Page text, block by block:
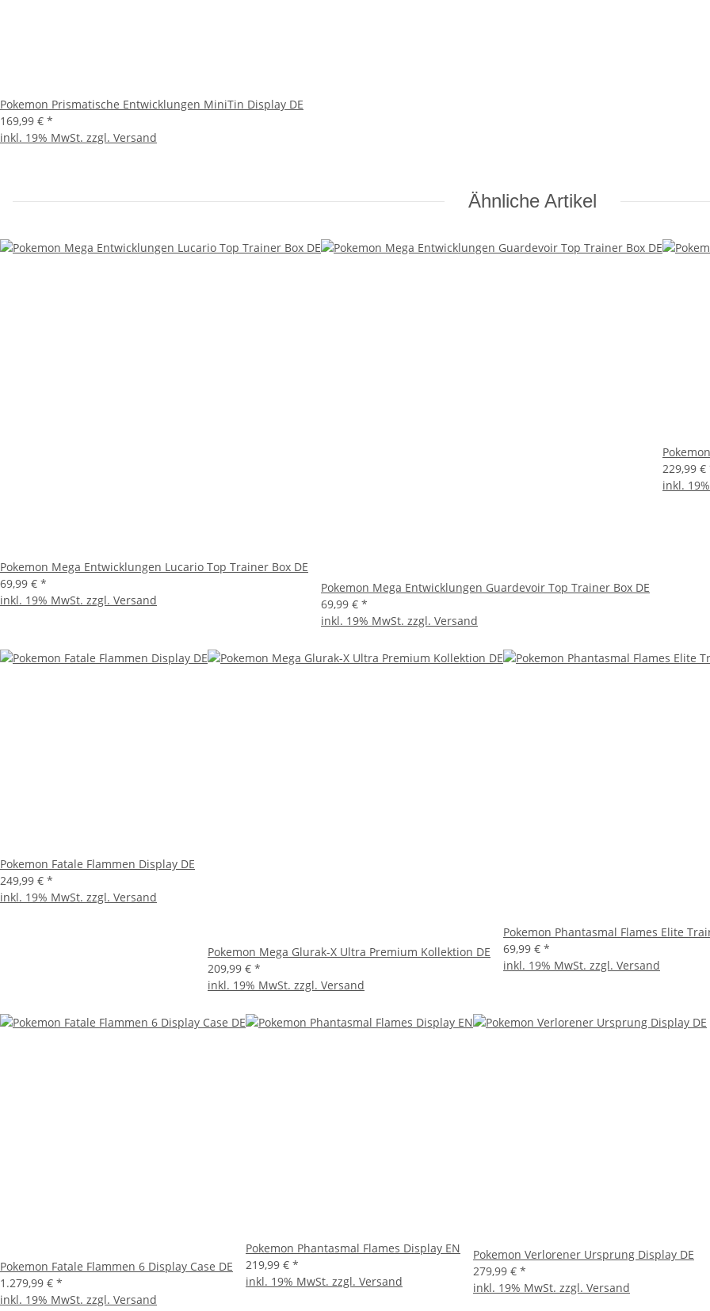
Pokemon Prismatische Entwicklungen MiniTin Display DE
169,99 € *
inkl. 19% MwSt. zzgl. Versand
Ähnliche Artikel
Pokemon Mega Entwicklungen Lucario Top Trainer Box DE
69,99 € *
inkl. 19% MwSt. zzgl. Versand
Pokemon Mega Entwicklungen Guardevoir Top Trainer Box DE
69,99 € *
inkl. 19% MwSt. zzgl. Versand
229,99 €
inkl.
Pokemon Fatale Flammen Display DE
249,99 € *
inkl. 19% MwSt. zzgl. Versand
Pokemon Mega Glurak-X Ultra Premium Kollektion DE
209,99 € *
inkl. 19% MwSt. zzgl. Versand
Pokemon Phantasmal Flames Elite
69,99 € *
inkl. 19% MwSt. zzgl. Versand
Pokemon Fatale Flammen 6 Display Case DE
1.279,99 € *
inkl. 19% MwSt. zzgl. Versand
Pokemon Phantasmal Flames Display EN
219,99 € *
inkl. 19% MwSt. zzgl. Versand
Pokemon Verlorener Ursprung Display DE
279,99 € *
inkl. 19% MwSt. zzgl. Versand